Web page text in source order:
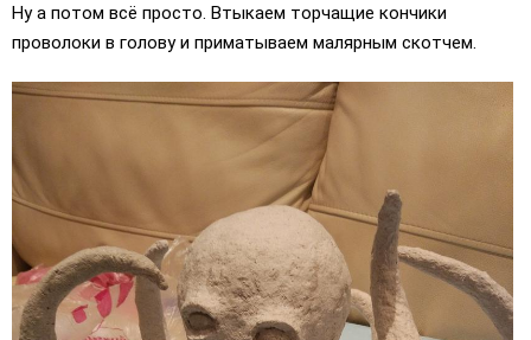
Ну а потом всё просто. Втыкаем торчащие кончики
проволоки в голову и приматываем малярным скотчем.